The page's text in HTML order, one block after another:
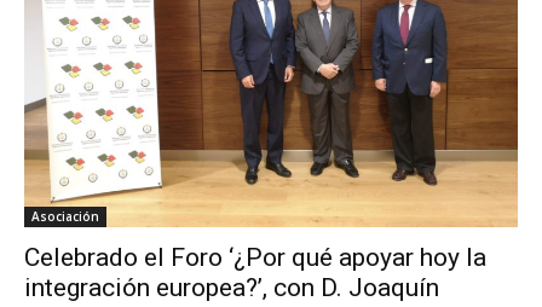
Asociación
Celebrado el Foro ‘¿Por qué apoyar hoy la
integración europea?’, con D. Joaquín